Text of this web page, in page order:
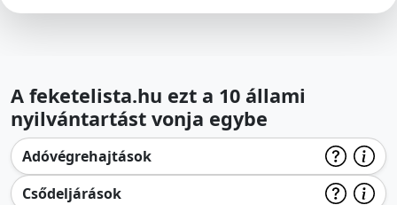
A feketelista.hu ezt a 10 állami
nyilvántartást vonja egybe
Adóvégrehajtások
Csődeljárások